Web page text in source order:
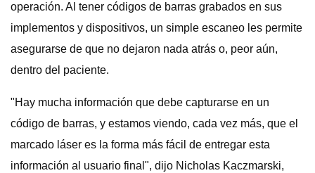
operación. Al tener códigos de barras grabados en sus
implementos y dispositivos, un simple escaneo les permite
asegurarse de que no dejaron nada atrás o, peor aún,
dentro del paciente.
"Hay mucha información que debe capturarse en un
código de barras, y estamos viendo, cada vez más, que el
marcado láser es la forma más fácil de entregar esta
información al usuario final", dijo Nicholas Kaczmarski,